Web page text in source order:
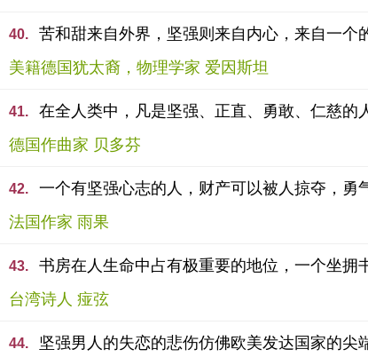
40.
苦和甜来自外界，坚强则来自内心，来自一个
美籍德国犹太裔，物理学家 爱因斯坦
41.
在全人类中，凡是坚强、正直、勇敢、仁慈的
德国作曲家 贝多芬
42.
一个有坚强心志的人，财产可以被人掠夺，勇
法国作家 雨果
43.
书房在人生命中占有极重要的地位，一个坐拥
台湾诗人 痖弦
44.
坚强男人的失恋的悲伤仿佛欧美发达国家的